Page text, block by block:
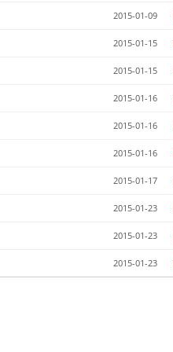
2015-01-09
2015-01-15
2015-01-15
2015-01-16
2015-01-16
2015-01-16
2015-01-17
2015-01-23
2015-01-23
2015-01-23